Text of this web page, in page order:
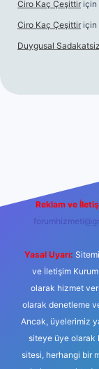
Ciro Kaç Çeşittir için
Ciro Kaç Çeşittir için
Duygusal
Reklam ve
Yasal Uyarı:
ve İletişim
olarak hizmet
olarak denetleme
Ancak, üyelerimiz
siteye üye olarak
sitesi, herhangi bir